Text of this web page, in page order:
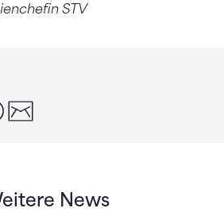
STV
whatsapp
News